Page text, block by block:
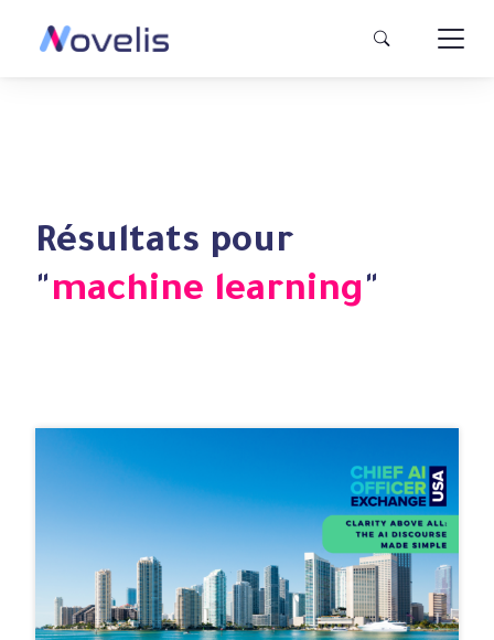
Résultats pour
"machine learning"